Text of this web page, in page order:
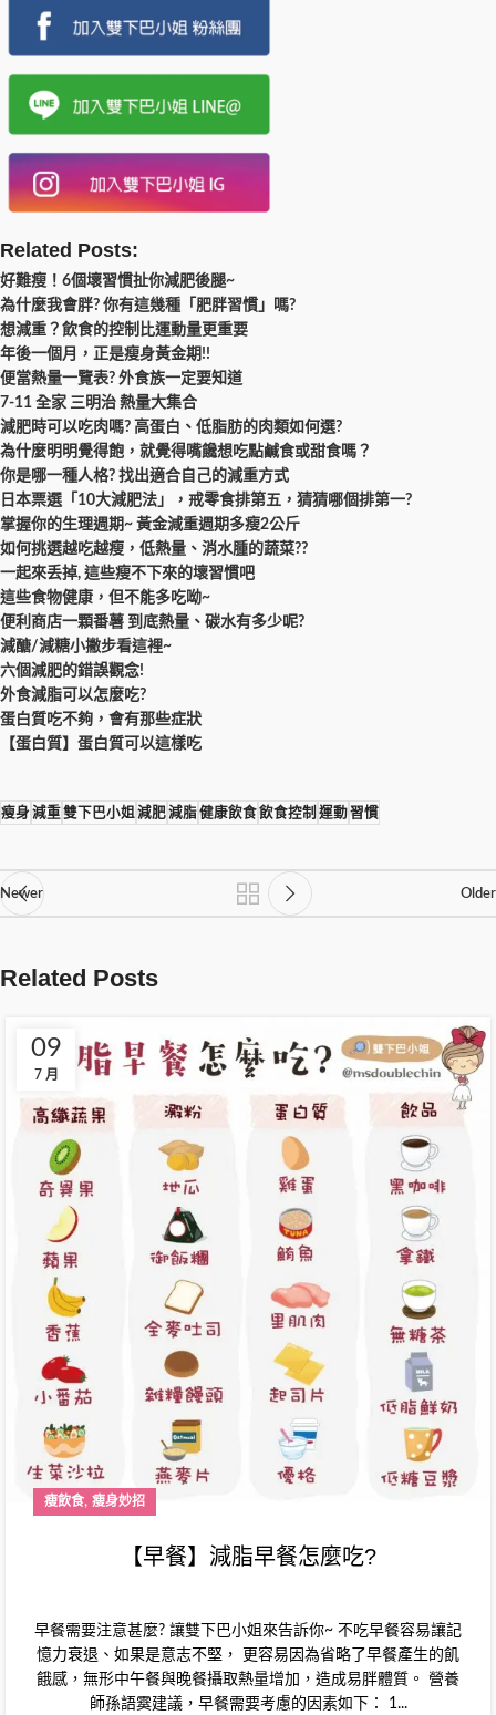
Related Posts:
好難瘦！6個壞習慣扯你減肥後腿~
為什麼我會胖? 你有這幾種「肥胖習慣」嗎?
想減重？飲食的控制比運動量更重要
年後一個月，正是瘦身黃金期!!
便當熱量一覽表? 外食族一定要知道
7-11 全家 三明治 熱量大集合
減肥時可以吃肉嗎? 高蛋白、低脂肪的肉類如何選?
為什麼明明覺得飽，就覺得嘴饞想吃點鹹食或甜食嗎？
你是哪一種人格? 找出適合自己的減重方式
日本票選「10大減肥法」，戒零食排第五，猜猜哪個排第一?
掌握你的生理週期~ 黃金減重週期多瘦2公斤
如何挑選越吃越瘦，低熱量、消水腫的蔬菜??
一起來丢掉, 這些瘦不下來的壞習慣吧
這些食物健康，但不能多吃呦~
便利商店一顆番薯 到底熱量、碳水有多少呢?
減醣/減糖小撇步看這裡~
六個減肥的錯誤觀念!
外食減脂可以怎麼吃?
蛋白質吃不夠，會有那些症狀
【蛋白質】蛋白質可以這樣吃
瘦身減重 雙下巴小姐減肥減脂健康飲食飲食控制 運動習慣
Newer Older
Related Posts
09
7 月
瘦飲食, 瘦身妙招
【早餐】減脂早餐怎麼吃?
早餐需要注意甚麼? 讓雙下巴小姐來告訴你~ 不吃早餐容易讓記
憶力衰退、如果是意志不堅， 更容易因為省略了早餐產生的飢
餓感，無形中午餐與晚餐攝取熱量增加，造成易胖體質。 營養
師孫語霙建議，早餐需要考慮的因素如下： 1...